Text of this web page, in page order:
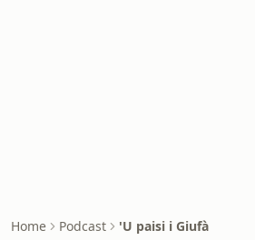
Home Podcast 'U paisi i Giufà